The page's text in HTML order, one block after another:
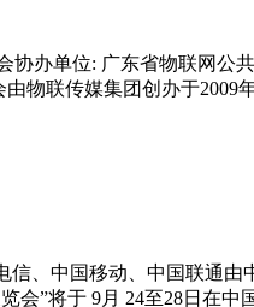
办单位: 广东省物联网公
物联传媒集团创办于2009
、中国移动、中国联通由
会”将于 9月 24至28日在中